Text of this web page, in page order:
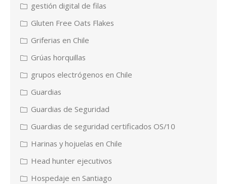
gestión digital de filas
Gluten Free Oats Flakes
Griferias en Chile
Grúas horquillas
grupos electrógenos en Chile
Guardias
Guardias de Seguridad
Guardias de seguridad certificados OS/10
Harinas y hojuelas en Chile
Head hunter ejecutivos
Hospedaje en Santiago